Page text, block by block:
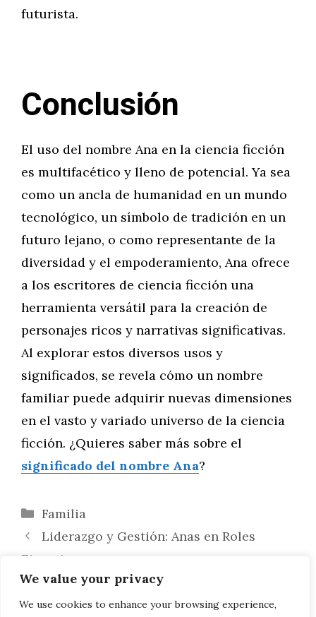
We value your privacy
We use cookies to enhance your browsing experience,
futurista.
Conclusión
El uso del nombre Ana en la ciencia ficción
es multifacético y lleno de potencial. Ya sea
como un ancla de humanidad en un mundo
tecnológico, un símbolo de tradición en un
futuro lejano, o como representante de la
diversidad y el empoderamiento, Ana ofrece
a los escritores de ciencia ficción una
herramienta versátil para la creación de
personajes ricos y narrativas significativas.
Al explorar estos diversos usos y
significados, se revela cómo un nombre
familiar puede adquirir nuevas dimensiones
en el vasto y variado universo de la ciencia
ficción. ¿Quieres saber más sobre el
significado del nombre Ana?
Categorías
Familia
Liderazgo y Gestión: Anas en Roles
Ejecutivos
Innovaciones y Descubrimientos
Atribuidos a Anas: Contribuciones